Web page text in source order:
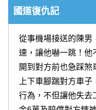
國道復仇記
從事機場接送的陳男
速，讓他嚇一跳！他
開到對方前也急踩
上下車腳踹對方車子
行為，不但讓他失去